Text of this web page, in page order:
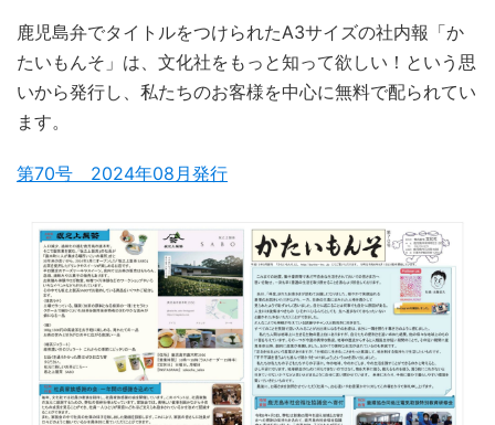
鹿児島弁でタイトルをつけられたA3サイズの社内報「か
たいもんそ」は、文化社をもっと知って欲しい！という思
いから発行し、私たちのお客様を中心に無料で配られてい
ます。
第70号 2024年08月発行